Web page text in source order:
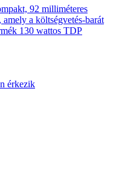
92 milliméteres
a költségvetés-barát
130 wattos TDP
érkezik